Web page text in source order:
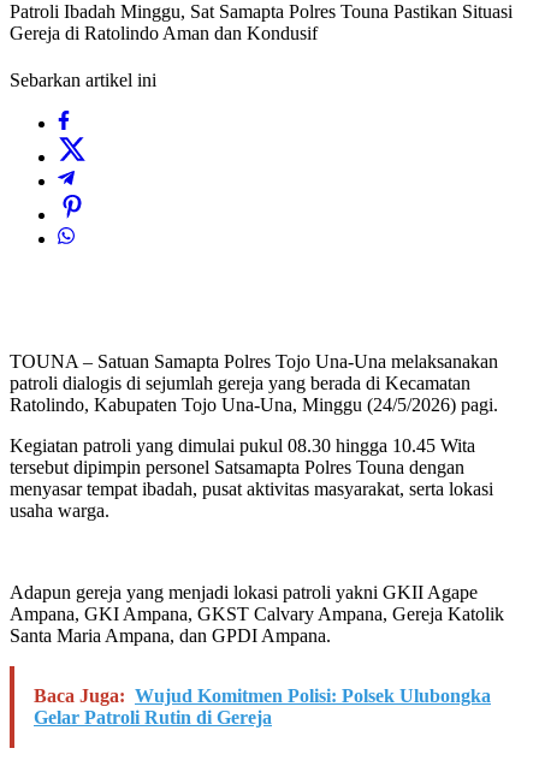
Patroli Ibadah Minggu, Sat Samapta Polres Touna Pastikan Situasi
Gereja di Ratolindo Aman dan Kondusif
Sebarkan artikel ini
TOUNA – Satuan Samapta Polres Tojo Una-Una melaksanakan
patroli dialogis di sejumlah gereja yang berada di Kecamatan
Ratolindo, Kabupaten Tojo Una-Una, Minggu (24/5/2026) pagi.
Kegiatan patroli yang dimulai pukul 08.30 hingga 10.45 Wita
tersebut dipimpin personel Satsamapta Polres Touna dengan
menyasar tempat ibadah, pusat aktivitas masyarakat, serta lokasi
usaha warga.
Adapun gereja yang menjadi lokasi patroli yakni GKII Agape
Ampana, GKI Ampana, GKST Calvary Ampana, Gereja Katolik
Santa Maria Ampana, dan GPDI Ampana.
Baca Juga: Wujud Komitmen Polisi: Polsek Ulubongka
Gelar Patroli Rutin di Gereja